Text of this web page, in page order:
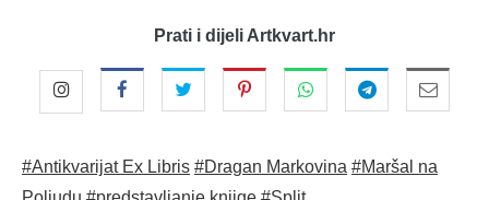
Prati i dijeli Artkvart.hr
#Antikvarijat Ex Libris #Dragan Markovina #Maršal na